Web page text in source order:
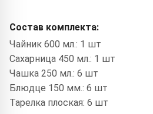
Состав комплекта:
Чайник 600 мл.: 1 шт
Сахарница 450 мл.: 1 шт
Чашка 250 мл.: 6 шт
Блюдце 150 мм.: 6 шт
Тарелка плоская: 6 шт